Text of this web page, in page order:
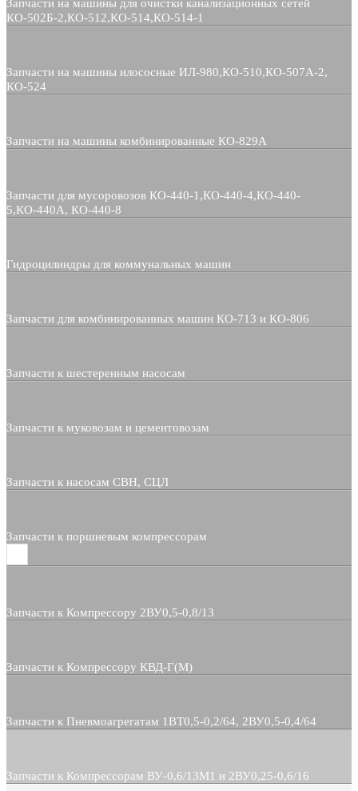
Запчасти на машины для очистки канализационных сетей
КО-502Б-2,КО-512,КО-514,КО-514-1
Запчасти на машины илососные ИЛ-980,КО-510,КО-507А-2,
КО-524
Запчасти на машины комбинированные КО-829А
Запчасти для мусоровозов КО-440-1,КО-440-4,КО-440-
5,КО-440А, КО-440-8
Гидроцилиндры для коммунальных машин
Запчасти для комбинированных машин КО-713 и КО-806
Запчасти к шестеренным насосам
Запчасти к муковозам и цементовозам
Запчасти к насосам СВН, СЦЛ
Запчасти к поршневым компрессорам
Запчасти к Компрессору 2ВУ0,5-0,8/13
Запчасти к Компрессору КВД-Г(М)
Запчасти к Пневмоагрегатам 1ВТ0,5-0,2/64, 2ВУ0,5-0,4/64
Запчасти к Компрессорам ВУ-0,6/13М1 и 2ВУ0,25-0,6/16